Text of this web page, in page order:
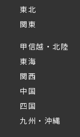
東北
関東
甲信越・北陸
東海
関西
中国
四国
九州・沖縄